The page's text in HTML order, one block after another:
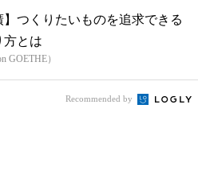
】つくりたいものを追求できる
方とは
GOETHE）
Recommended by